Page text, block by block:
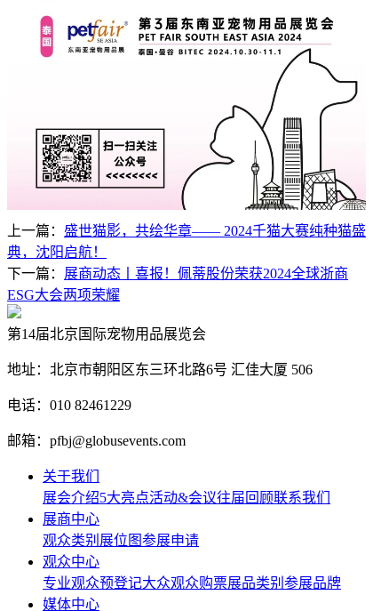
上一篇： 盛世猫影，共绘华章—— 2024千猫大赛纯种猫盛
典，沈阳启航！
下一篇： 展商动态丨喜报！佩蒂股份荣获2024全球浙商
ESG大会两项荣耀
第14届北京国际宠物用品展览会
地址：北京市朝阳区东三环北路6号‌ 汇佳大厦 506
电话：010 82461229
邮箱：pfbj@globusevents.com
关于我们
展会介绍5大亮点活动&会议往届回顾联系我们
展商中心
观众类别 展位图参展申请
观众中心
专业观众预登记大众观众购票展品类别 参展品牌
媒体中心